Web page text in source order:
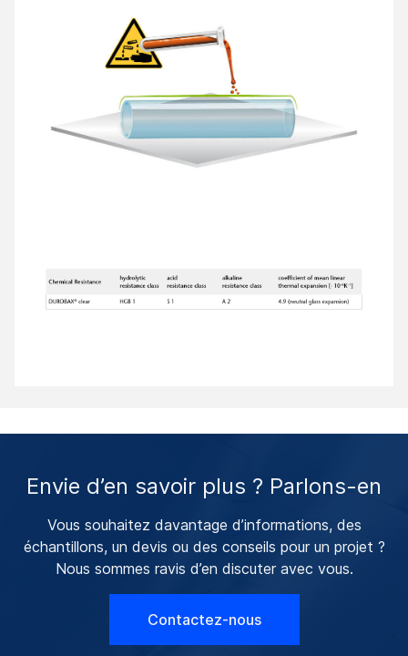
Envie d’en savoir plus ? Parlons-en
Vous souhaitez davantage d’informations, des
échantillons, un devis ou des conseils pour un projet ?
Nous sommes ravis d’en discuter avec vous.
Contactez-nous